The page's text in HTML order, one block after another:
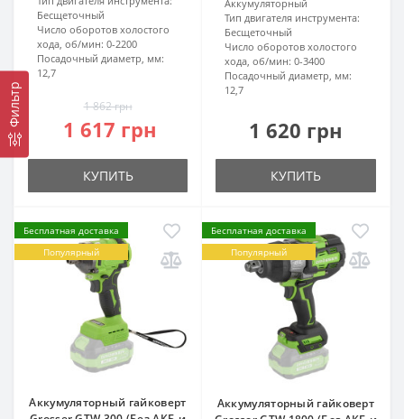
Фильтр
Бесщеточный
Число оборотов холостого
хода, об/мин: 0-2200
Посадочный диаметр, мм:
12,7
1 862 грн
1 617 грн
КУПИТЬ
Аккумуляторный
Тип двигателя инструмента:
Бесщеточный
Число оборотов холостого
хода, об/мин: 0-3400
Посадочный диаметр, мм:
12,7
1 620 грн
КУПИТЬ
Бесплатная доставка
Популярный
Аккумуляторный гайковерт
Бесплатная доставка
Популярный
Аккумуляторный гайковерт